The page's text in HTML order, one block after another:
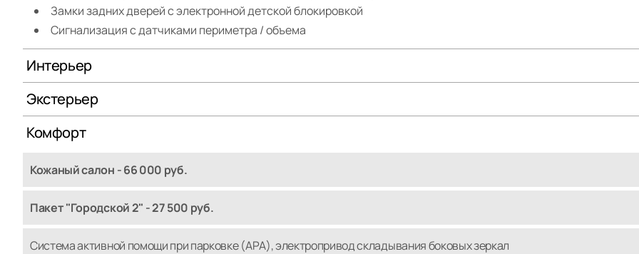
Замки задних дверей с электронной детской блокировкой
Сигнализация с датчиками периметра / объема
Интерьер
Экстерьер
Комфорт
Кожаный салон - 66 000 руб.
Пакет "Городской 2" - 27 500 руб.
Система активной помощи при парковке (АРА), электропривод складывания боковых зеркал